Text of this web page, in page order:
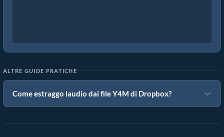
ALTRE GUIDE PRATICHE
Come estraggo laudio dai file Y4M di Dropbox?